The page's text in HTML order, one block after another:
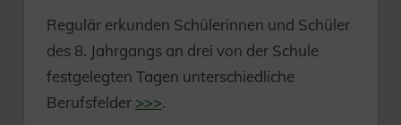
Regulär erkunden Schülerinnen und Schüler
des 8. Jahrgangs an drei von der Schule
festgelegten Tagen unterschiedliche
Berufsfelder >>>.